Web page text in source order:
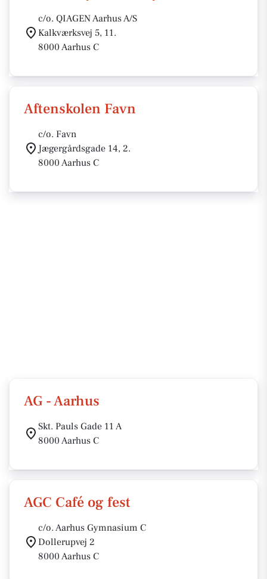
c/o. QIAGEN Aarhus A/S
Kalkværksvej 5, 11.
8000 Aarhus C
Aftenskolen Favn
c/o. Favn
Jægergårdsgade 14, 2.
8000 Aarhus C
AG - Aarhus
Skt. Pauls Gade 11 A
8000 Aarhus C
AGC Café og fest
c/o. Aarhus Gymnasium C
Dollerupvej 2
8000 Aarhus C